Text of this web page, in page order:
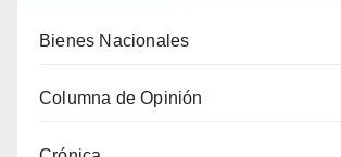
Bienes Nacionales
Columna de Opinión